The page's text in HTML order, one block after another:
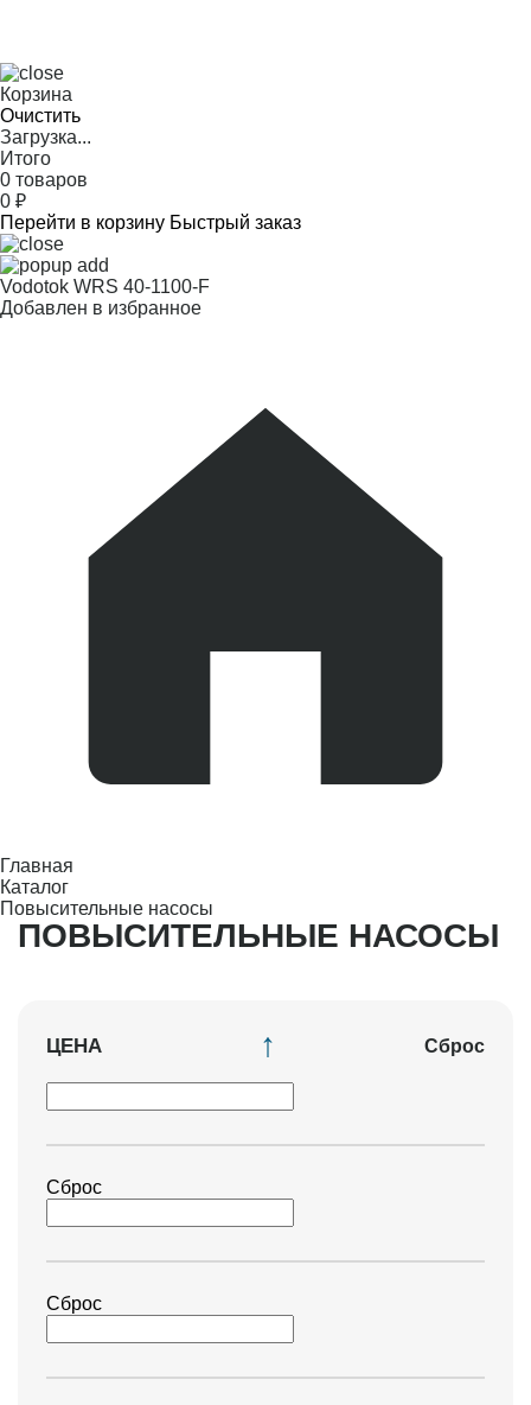
Корзина
Очистить
Загрузка...
Итого
0 товаров
0 ₽
Перейти в корзину Быстрый заказ
Vodotok WRS 40-1100-F
Добавлен в избранное
Главная
Каталог
Повысительные насосы
ПОВЫСИТЕЛЬНЫЕ НАСОСЫ
ЦЕНА Сброс
Сброс
Сброс